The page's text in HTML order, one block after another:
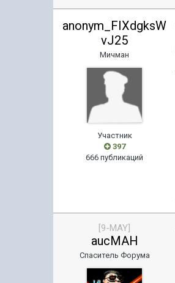
anonym_FIXdgksW
vJ25
Мичман
Участник
397
666 публикаций
[9-MAY]
aucMAH
Спаситель Форума